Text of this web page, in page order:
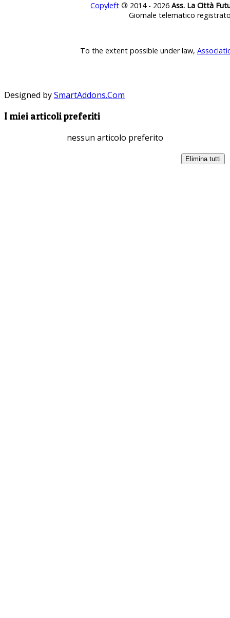
Copyleft © 2014 - 2026 Ass. La Città
Giornale telematico
To the extent possible under law,
Designed bySmartAddons.Com
I miei articoli preferiti
nessun articolo preferito